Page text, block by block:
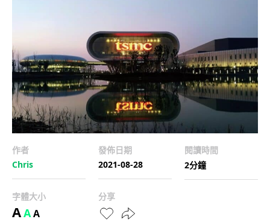
作者
Chris
發佈日期
2021-08-28
閱讀時間
2分鐘
字體大小
AAA
分享